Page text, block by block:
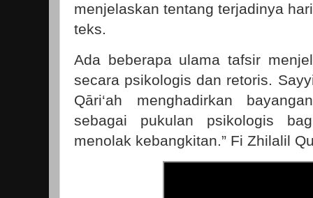
menjelaskan tentang terjadinya
teks.
Ada beberapa ulama tafsir
secara psikologis dan retoris.
Qāri‘ah menghadirkan
sebagai pukulan psikologis
menolak kebangkitan.” Fi Zhilalil